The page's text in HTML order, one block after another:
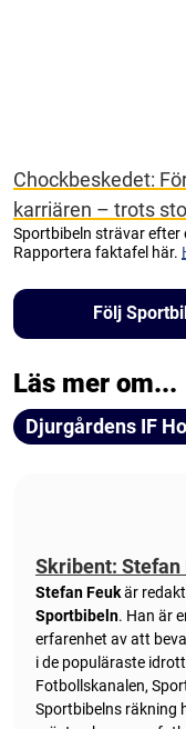
Chockbeskedet:
karriären – trots
Sportbibeln strävar
Rapportera faktafel här.
Följ
Läs mer om...
Djurgårdens IF
Skribent: Stefan
Stefan Feukär
Sportbibeln. Han är
erfarenhet av att
i de populäraste
Fotbollskanalen,
Sportbibelns räkning